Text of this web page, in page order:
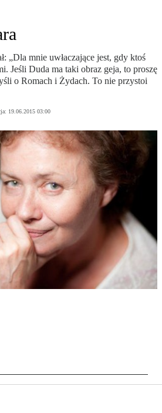
„Dla mnie uwłaczające jest, gdy ktoś
Jeśli Duda ma taki obraz geja, to proszę
o Romach i Żydach. To nie przystoi
19.06.2015 03:00